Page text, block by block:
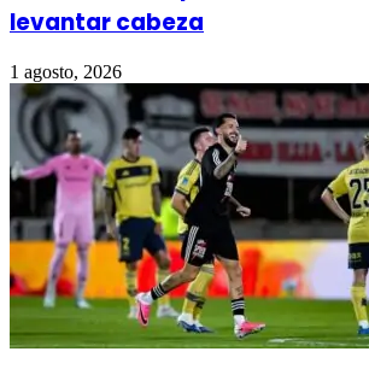
levantar cabeza
1 agosto, 2026